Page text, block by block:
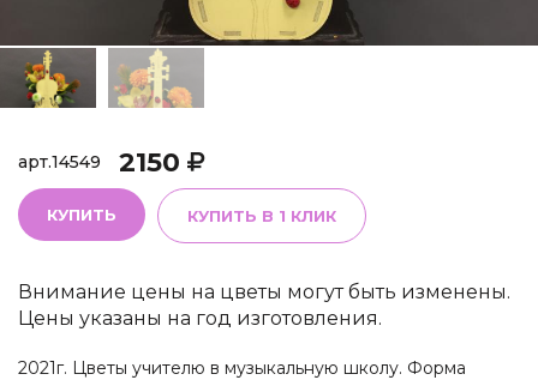
арт.14549 2150
КУПИТЬ КУПИТЬ В 1 КЛИК
Внимание цены на цветы могут быть изменены.
Цены указаны на год изготовления.
2021г. Цветы учителю в музыкальную школу. Форма